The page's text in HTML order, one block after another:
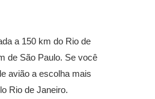
a 150 km do Rio de
de São Paulo. Se você
avião a escolha mais
Rio de Janeiro.